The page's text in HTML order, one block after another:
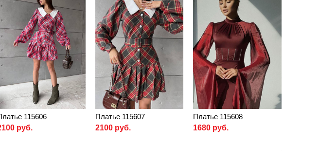
115606
руб.
Платье 115607
2100 руб.
Платье 115608
1680 руб.